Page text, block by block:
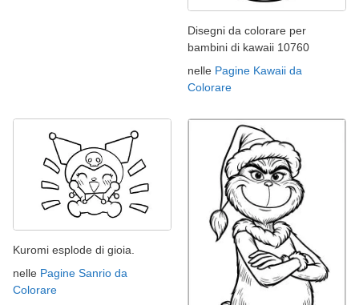
Disegni da colorare per
bambini di kawaii 10760
nelle Pagine Kawaii da
Colorare
Kuromi esplode di gioia.
nelle Pagine Sanrio da
Colorare